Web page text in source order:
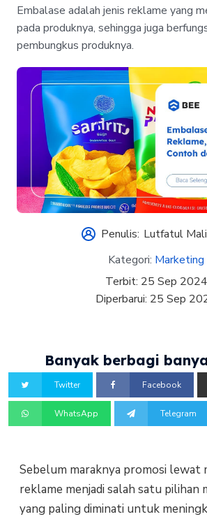
Embalase adalah jenis reklame yang
pada produknya, sehingga juga
pembungkus produknya.
Penulis: Lutfatul
Kategori: Marketing
Terbit: 25 Sep 2024
Diperbarui: 25 Sep
Banyak berbagi
Twitter Facebook
WhatsApp Telegram
Sebelum maraknya promosi lewat
reklame menjadi salah satu pilihan
yang paling diminati untuk